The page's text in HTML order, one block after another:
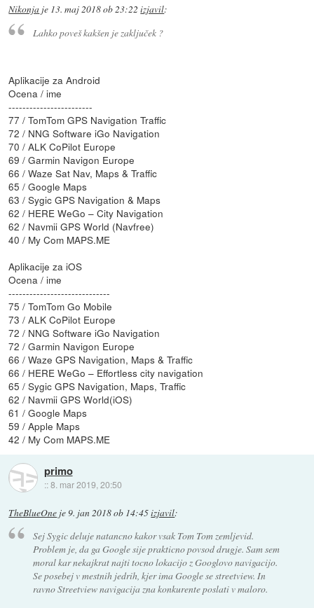
Nikonja je 13. maj 2018 ob 23:22 izjavil:
Lahko poveš kakšen je zaključek ?
Aplikacije za Android
Ocena / ime
------------------------
77 / TomTom GPS Navigation Traffic
72 / NNG Software iGo Navigation
70 / ALK CoPilot Europe
69 / Garmin Navigon Europe
66 / Waze Sat Nav, Maps & Traffic
65 / Google Maps
63 / Sygic GPS Navigation & Maps
62 / HERE WeGo – City Navigation
62 / Navmii GPS World (Navfree)
40 / My Com MAPS.ME
Aplikacije za iOS
Ocena / ime
-----------------------------
75 / TomTom Go Mobile
73 / ALK CoPilot Europe
72 / NNG Software iGo Navigation
72 / Garmin Navigon Europe
66 / Waze GPS Navigation, Maps & Traffic
66 / HERE WeGo – Effortless city navigation
65 / Sygic GPS Navigation, Maps, Traffic
62 / Navmii GPS World(iOS)
61 / Google Maps
59 / Apple Maps
42 / My Com MAPS.ME
primo
::8. mar 2019, 20:50
TheBlueOne je9. jan 2018 ob 14:45izjavil:
Sej Sygic deluje natancno kakor vsak Tom Tom zemljevid.
Problem je, da ga Google sije prakticno povsod drugje. Sam sem
moral kar nekajkrat najti tocno lokacijo z Googlovo navigacijo.
Se posebej v mestnih jedrih, kjer ima Google se streetview. In
ravno Streetview navigacija zna konkurente poslati v maloro.